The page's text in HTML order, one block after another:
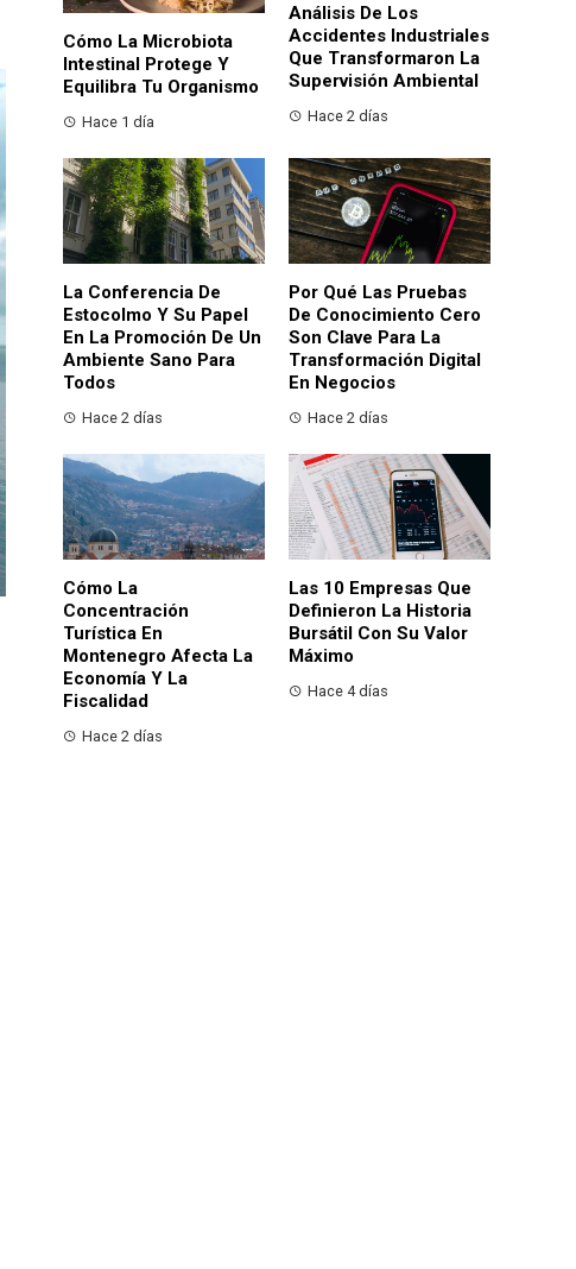
Cómo La Microbiota
Intestinal Protege Y
Equilibra Tu Organismo
Hace 1 día
Análisis De Los
Accidentes Industriales
Que Transformaron La
Supervisión Ambiental
Hace 2 días
La Conferencia De
Estocolmo Y Su Papel
En La Promoción De Un
Ambiente Sano Para
Todos
Hace 2 días
Por Qué Las Pruebas
De Conocimiento Cero
Son Clave Para La
Transformación Digital
En Negocios
Hace 2 días
Cómo La
Concentración
Turística En
Montenegro Afecta La
Economía Y La
Fiscalidad
Hace 2 días
Las 10 Empresas Que
Definieron La Historia
Bursátil Con Su Valor
Máximo
Hace 4 días